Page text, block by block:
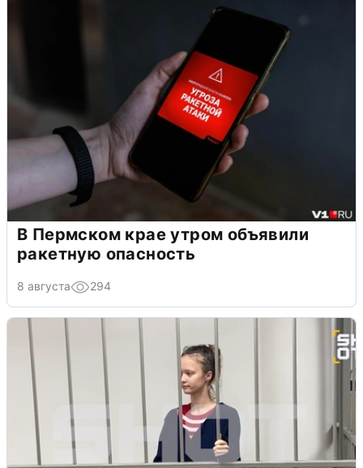
В Пермском крае утром объявили
ракетную опасность
8 августа 294